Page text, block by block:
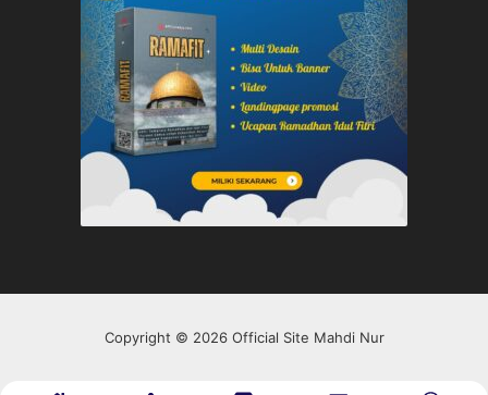
Copyright © 2026 Official Site Mahdi Nur